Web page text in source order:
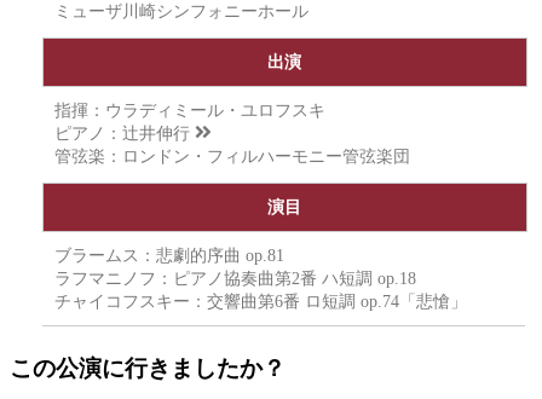
ミューザ川崎シンフォニーホール
出演
指揮：ウラディミール・ユロフスキ
ピアノ： 辻井伸行
管弦楽：ロンドン・フィルハーモニー管弦楽団
演目
ブラームス：悲劇的序曲 op.81
ラフマニノフ：ピアノ協奏曲第2番 ハ短調 op.18
チャイコフスキー：交響曲第6番 ロ短調 op.74「悲愴」
この公演に行きましたか？